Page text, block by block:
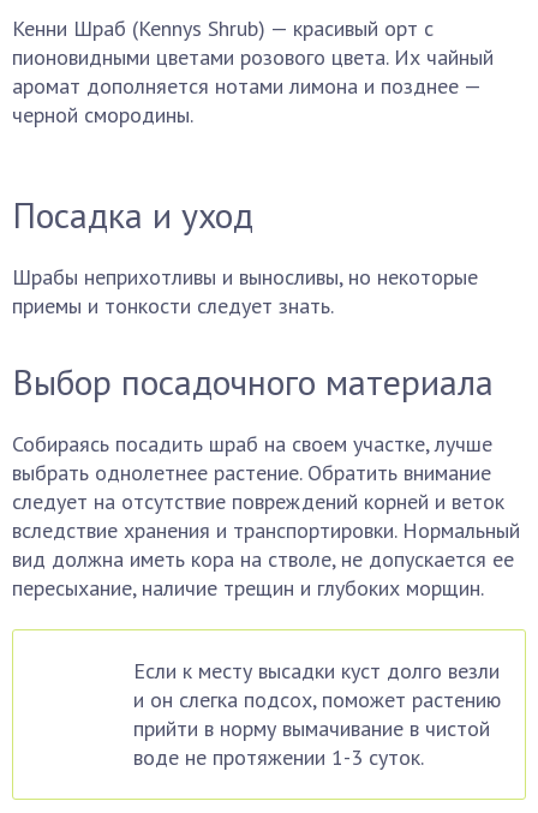
Кенни Шраб (Kennys Shrub) — красивый орт с
пионовидными цветами розового цвета. Их чайный
аромат дополняется нотами лимона и позднее —
черной смородины.
Посадка и уход
Шрабы неприхотливы и выносливы, но некоторые
приемы и тонкости следует знать.
Выбор посадочного материала
Собираясь посадить шраб на своем участке, лучше
выбрать однолетнее растение. Обратить внимание
следует на отсутствие повреждений корней и веток
вследствие хранения и транспортировки. Нормальный
вид должна иметь кора на стволе, не допускается ее
пересыхание, наличие трещин и глубоких морщин.
Если к месту высадки куст долго везли
и он слегка подсох, поможет растению
прийти в норму вымачивание в чистой
воде не протяжении 1-3 суток.